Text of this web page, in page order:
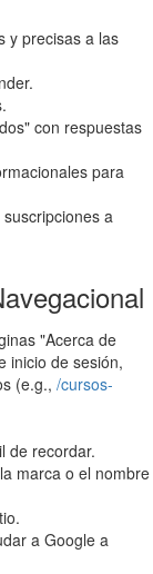
y precisas a las
con respuestas
para
a
"Acerca de
inicio de sesión,
(e.g., /cursos-
de recordar.
marca o el nombre
a Google a